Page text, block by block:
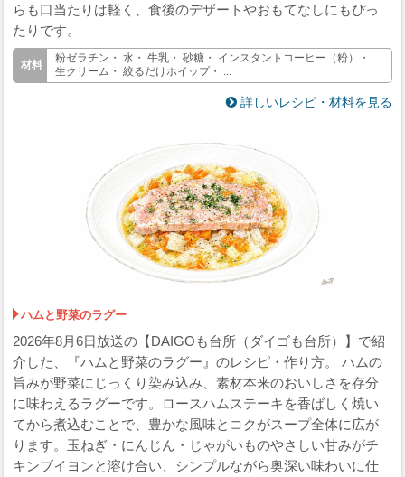
らも口当たりは軽く、食後のデザートやおもてなしにもぴっ
たりです。
粉ゼラチン・ 水・ 牛乳・ 砂糖・ インスタントコーヒー（粉）・
生クリーム・ 絞るだけホイップ・ ...
詳しいレシピ・材料を見る
ハムと野菜のラグー
2026年8月6日放送の【DAIGOも台所（ダイゴも台所）】で紹
介した、『ハムと野菜のラグー』のレシピ・作り方。 ハムの
旨みが野菜にじっくり染み込み、素材本来のおいしさを存分
に味わえるラグーです。ロースハムステーキを香ばしく焼い
てから煮込むことで、豊かな風味とコクがスープ全体に広が
ります。玉ねぎ・にんじん・じゃがいものやさしい甘みがチ
キンブイヨンと溶け合い、シンプルながら奥深い味わいに仕